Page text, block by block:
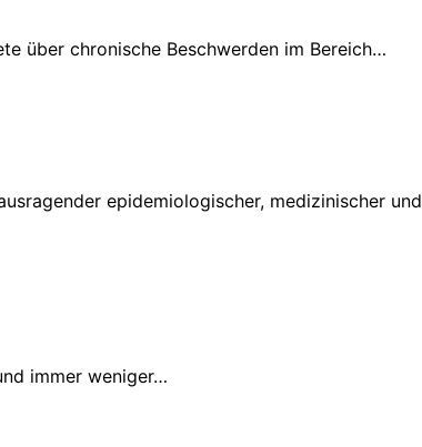
über chronische Beschwerden im Bereich…
epidemiologischer, medizinischer und
immer weniger…